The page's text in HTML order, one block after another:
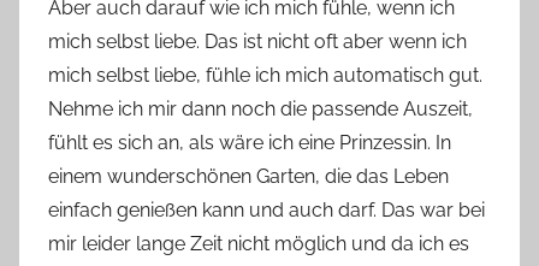
Aber auch darauf wie ich mich fühle, wenn ich
mich selbst liebe. Das ist nicht oft aber wenn ich
mich selbst liebe, fühle ich mich automatisch gut.
Nehme ich mir dann noch die passende Auszeit,
fühlt es sich an, als wäre ich eine Prinzessin. In
einem wunderschönen Garten, die das Leben
einfach genießen kann und auch darf. Das war bei
mir leider lange Zeit nicht möglich und da ich es